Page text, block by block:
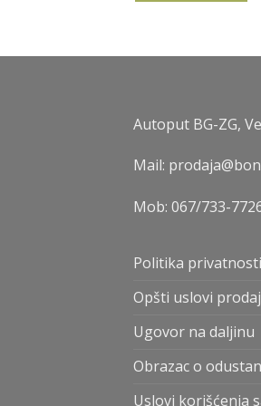
Autoput BG-ZG,
Mail:
Mob: 067/733-
Politika privatnosti
Opšti uslovi
Ugovor na daljinu
Obrazac o
Uslovi korišćenja